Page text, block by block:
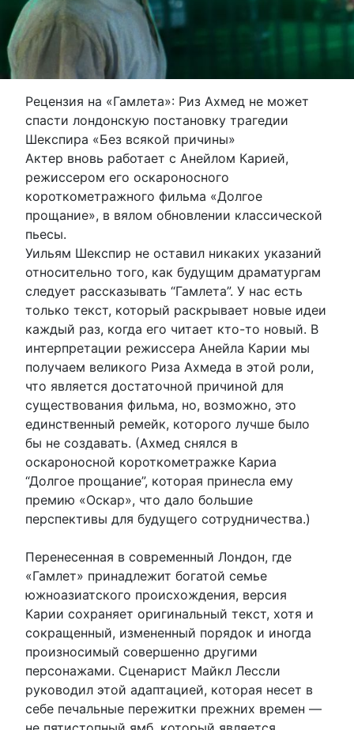
Рецензия на «Гамлета»: Риз Ахмед не может
спасти лондонскую постановку трагедии
Шекспира «Без всякой причины»
Актер вновь работает с Анейлом Карией,
режиссером его оскароносного
короткометражного фильма «Долгое
прощание», в вялом обновлении классической
пьесы.
Уильям Шекспир не оставил никаких указаний
относительно того, как будущим драматургам
следует рассказывать “Гамлета”. У нас есть
только текст, который раскрывает новые идеи
каждый раз, когда его читает кто-то новый. В
интерпретации режиссера Анейла Карии мы
получаем великого Риза Ахмеда в этой роли,
что является достаточной причиной для
существования фильма, но, возможно, это
единственный ремейк, которого лучше было
бы не создавать. (Ахмед снялся в
оскароносной короткометражке Кариа
“Долгое прощание”, которая принесла ему
премию «Оскар», что дало большие
перспективы для будущего сотрудничества.)
Перенесенная в современный Лондон, где
«Гамлет» принадлежит богатой семье
южноазиатского происхождения, версия
Карии сохраняет оригинальный текст, хотя и
сокращенный, измененный порядок и иногда
произносимый совершенно другими
персонажами. Сценарист Майкл Лессли
руководил этой адаптацией, которая несет в
себе печальные пережитки прежних времен —